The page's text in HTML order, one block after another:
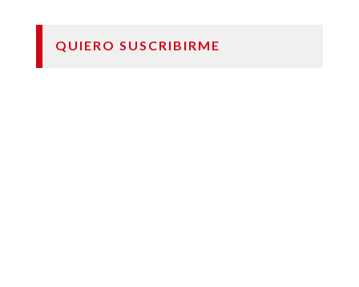
QUIERO SUSCRIBIRME